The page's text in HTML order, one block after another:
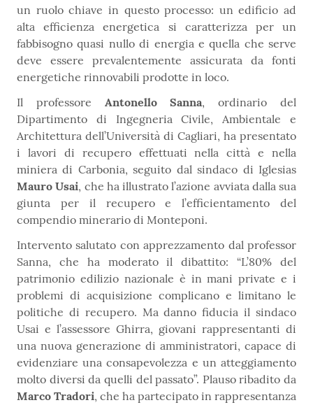
un ruolo chiave in questo processo: un edificio ad
alta efficienza energetica si caratterizza per un
fabbisogno quasi nullo di energia e quella che serve
deve essere prevalentemente assicurata da fonti
energetiche rinnovabili prodotte in loco.
Il professore Antonello Sanna, ordinario del
Dipartimento di Ingegneria Civile, Ambientale e
Architettura dell’Università di Cagliari, ha presentato
i lavori di recupero effettuati nella città e nella
miniera di Carbonia, seguito dal sindaco di Iglesias
Mauro Usai, che ha illustrato l’azione avviata dalla sua
giunta per il recupero e l’efficientamento del
compendio minerario di Monteponi.
Intervento salutato con apprezzamento dal professor
Sanna, che ha moderato il dibattito: “L’80% del
patrimonio edilizio nazionale è in mani private e i
problemi di acquisizione complicano e limitano le
politiche di recupero. Ma danno fiducia il sindaco
Usai e l’assessore Ghirra, giovani rappresentanti di
una nuova generazione di amministratori, capace di
evidenziare una consapevolezza e un atteggiamento
molto diversi da quelli del passato”. Plauso ribadito da
Marco Tradori, che ha partecipato in rappresentanza